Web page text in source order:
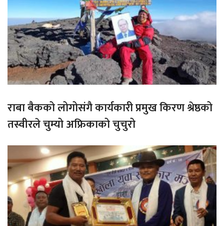
राबा बैकको लोगोसंगै कार्यकारी प्रमुख किरण श्रेष्ठको
तस्वीरले चुम्यो अफ्रिकाको चुचुरो